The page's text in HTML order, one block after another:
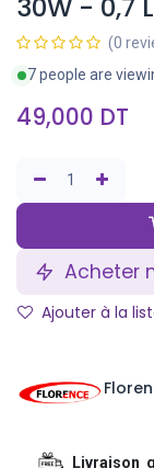
(0
7 people are
49,000 DT
Acheter
Ajouter à la
Livraison